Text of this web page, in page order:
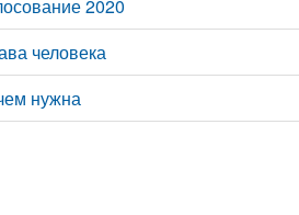
2020
человека
нужна